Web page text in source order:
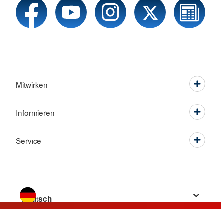
Mitwirken
Informieren
Service
Sprache wechseln zu